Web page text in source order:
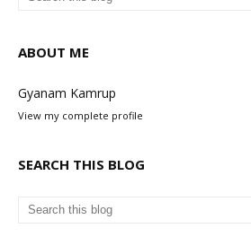
ABOUT ME
Gyanam Kamrup
View my complete profile
SEARCH THIS BLOG